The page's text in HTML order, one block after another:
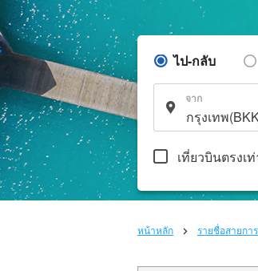
ไป-กลับ
จาก
เที่ยวบินตรงเ
หน้าหลัก รายชื่อสายกา